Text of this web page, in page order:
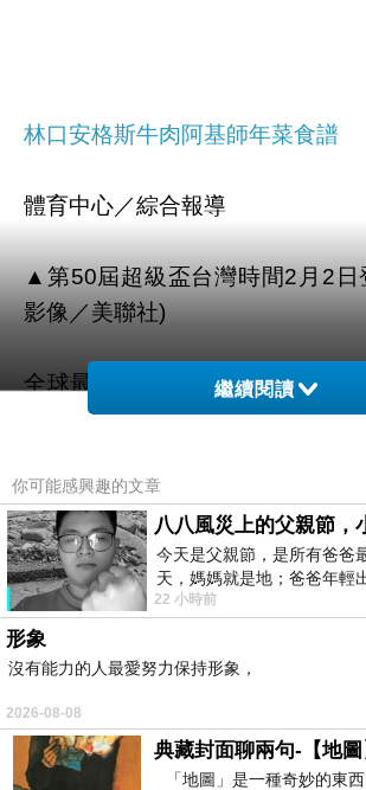
林口安格斯牛肉阿基師年菜食譜
體育中心／綜合報導
▲第50屆超級盃台灣時間2月2日
影像／美聯社)
全球最受歡迎的職業運動NFL美
總冠軍爭奪即將在台灣時間2/2(
的西雅圖海鷹，迎戰東山再起的
者，台灣運彩已經開放單場投
測，消費者千萬不要錯過，本賽
足球冠軍爭霸賽。
美式足球一年一度的「超級盃」
有超過1億的觀眾收看電視轉播，
開盤，除「不讓分」、「讓分」
「第一節不讓分」和「單雙」等
繼續閱讀
你可能感興趣的文章
今天是父親節，是所有爸爸
天，媽媽就是地；爸爸年輕
理家務，職業不分高低貴賤
22 小時前
形象
沒有能力的人最愛努力保持形象，
2026-08-08
典藏封面聊兩句-【地圖
「地圖」是一種奇妙的東